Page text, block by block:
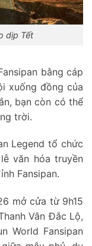
dịp Tết
bằng cáp
xuống đồng của
bạn còn có thể
trời.
Legend tổ chức
văn hóa truyền
Fansipan.
mở cửa từ 9h15
Vân Đắc Lộ,
World Fansipan